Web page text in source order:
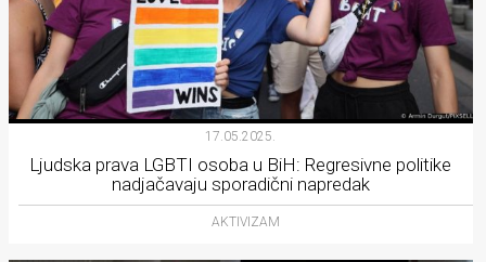
17.05.2025.
Ljudska prava LGBTI osoba u BiH: Regresivne politike
nadjačavaju sporadični napredak
AKTIVIZAM